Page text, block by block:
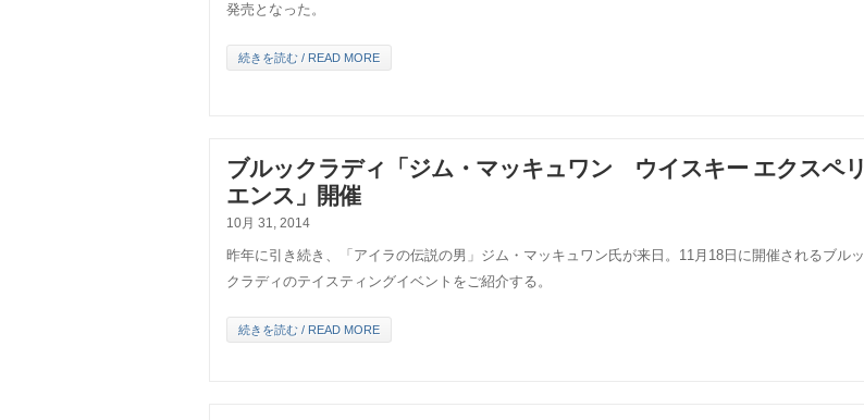
発売となった。
続きを読む / READ MORE
ブルックラディ「ジム・マッキュワン ウイスキー エクスペリ
エンス」開催
10月 31, 2014
昨年に引き続き、「アイラの伝説の男」ジム・マッキュワン氏が来日。11月18日に開催されるブルッ
クラディのテイスティングイベントをご紹介する。
続きを読む / READ MORE